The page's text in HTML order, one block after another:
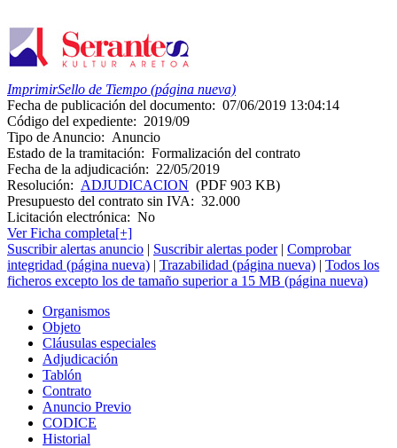
ImprimirSello de Tiempo (página nueva)
Fecha de publicación del documento: 07/06/2019 13:04:14
Código del expediente: 2019/09
Tipo de Anuncio: Anuncio
Estado de la tramitación: Formalización del contrato
Fecha de la adjudicación: 22/05/2019
Resolución: ADJUDICACION (PDF 903 KB)
Presupuesto del contrato sin IVA: 32.000
Licitación electrónica: No
Ver Ficha completa[+]
Suscribir alertas anuncio | Suscribir alertas poder| Comprobar
integridad (página nueva) | Trazabilidad (página nueva) | Todos los
ficheros excepto los de tamaño superior a 15 MB (página nueva)
Organismos
Objeto
Cláusulas especiales
Adjudicación
Tablón
Contrato
Anuncio Previo
CODICE
Historial